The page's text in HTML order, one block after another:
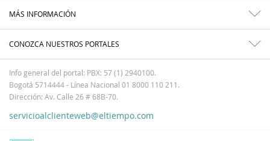
MÁS INFORMACIÓN
CONOZCA NUESTROS PORTALES
Info general del portal: PBX: 57 (1) 2940100.
Bogotá 5714444 - Línea Nacional 01 8000 110 211.
Dirección: Av. Calle 26 # 68B-70.
servicioalclienteweb@eltiempo.com